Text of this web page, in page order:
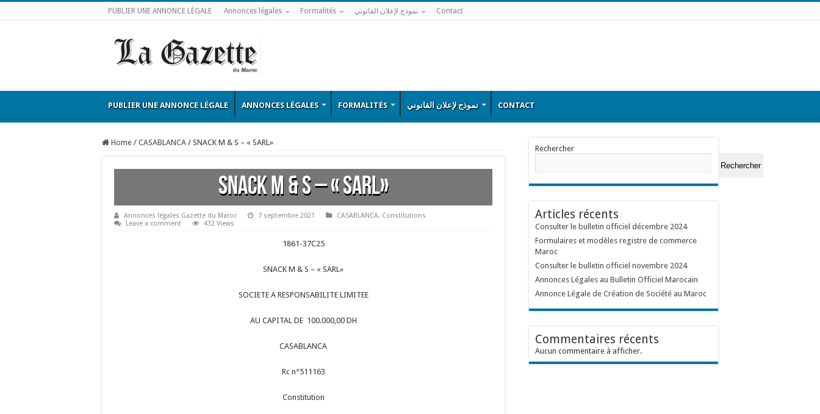
PUBLIER UNE ANNONCE LÉGALE Annonces légales Formalités نموذج لإعلان القانوني Contact
PUBLIER UNE ANNONCE LÉGALE ANNONCES LÉGALES FORMALITÉS نموذج لإعلان القانوني CONTACT
Home / CASABLANCA / SNACK M & S – « SARL»
SNACK M & S – « SARL»
Annonces légales Gazette du Maroc 7 septembre 2021 CASABLANCA, Constitutions
Leave a comment
432 Views
1861-37C25
SNACK M & S – « SARL»
SOCIETE A RESPONSABILITE LIMITEE
AU CAPITAL DE 100.000,00 DH
CASABLANCA
Rc n°511163
Constitution
Rechercher
Rechercher
Articles récents
Consulter le bulletin officiel décembre 2024
Formulaires et modèles registre de commerce
Maroc
Consulter le bulletin officiel novembre 2024
Annonces Légales au Bulletin Officiel Marocain
Annonce Légale de Création de Société au Maroc
Commentaires récents
Aucun commentaire à afficher.